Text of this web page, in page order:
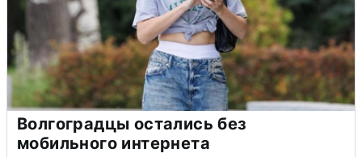
Волгоградцы остались без
мобильного интернета